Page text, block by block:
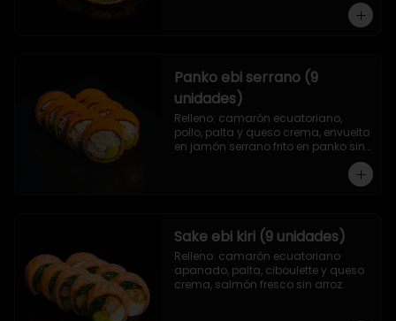
Panko ebi serrano (9
unidades)
Relleno: camarón ecuatoriano,
pollo, palta y queso crema, envuelto
en jamón serrano frito en panko sin
Sake ebi kiri (9 unidades)
Relleno: camarón ecuatoriano
apanado, palta, ciboulette y queso
crema, salmón fresco sin arroz.